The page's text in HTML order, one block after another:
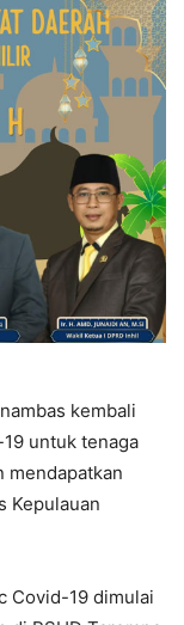
kembali
untuk tenaga
mendapatkan
Kepulauan
Covid-19 dimulai